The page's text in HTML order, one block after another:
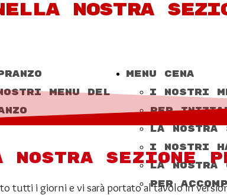
NOSTRA
MENU DEL
MENU CENA
I NOSTRI
PER
La nostra
I nostri
La Nostra
PER
SEZIONE
tutti i giorni e vi sarà portato al tavolo in